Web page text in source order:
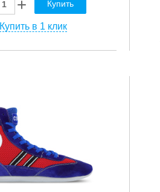
Купить
Купить в 1 клик